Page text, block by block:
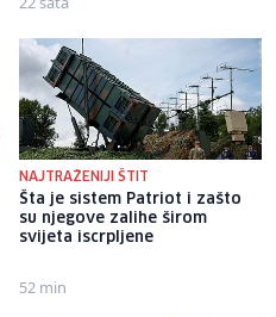
NAJTRAŽENIJI ŠTIT
Šta je sistem Patriot i zašto
su njegove zalihe širom
svijeta iscrpljene
52 min